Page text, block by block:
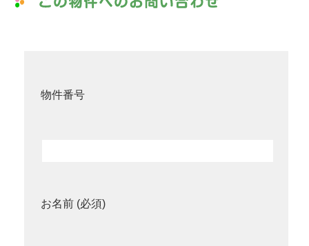
物件番号
お名前 (必須)